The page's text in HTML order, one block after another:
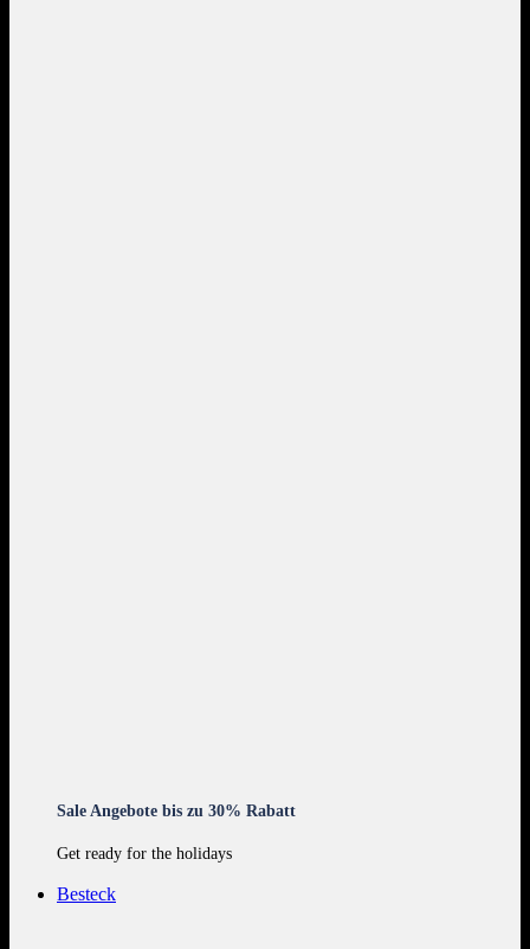
Sale Angebote bis zu 30% Rabatt
Get ready for the holidays
Besteck